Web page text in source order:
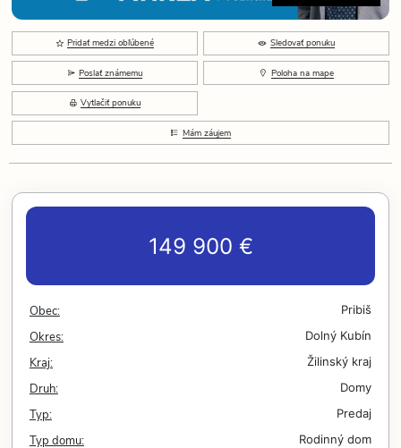
Pridať medzi obľúbené Sledovať ponuku
Poslať známemu Poloha na mape
Vytlačiť ponuku
Mám záujem
149 900 €
Obec: Pribiš
Okres: Dolný Kubín
Kraj: Žilinský kraj
Druh: Domy
Typ: Predaj
Typ domu: Rodinný dom